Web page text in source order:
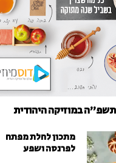
במוזיקה היהודית
מתכון לחלת מפתח
לפרנסה ושפע